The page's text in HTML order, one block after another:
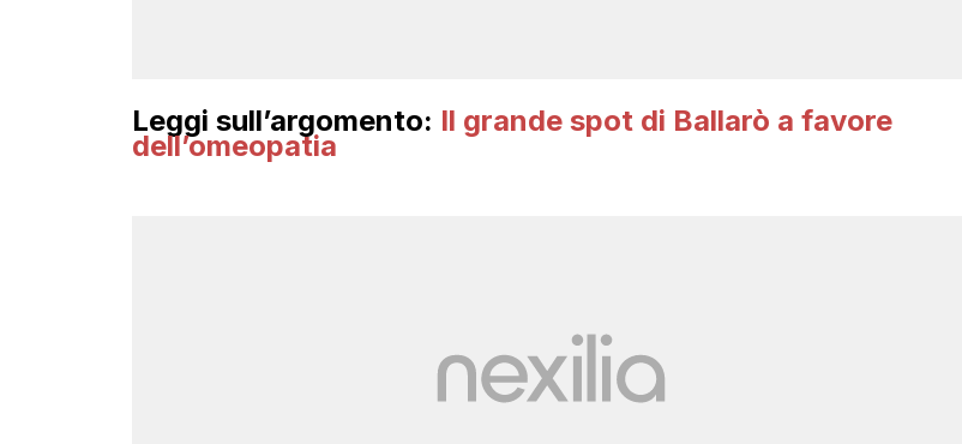
Leggi sull’argomento: Il grande spot di Ballarò a favore
dell’omeopatia